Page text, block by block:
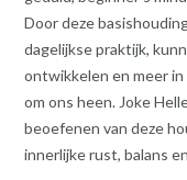
Door deze
dagelijkse praktijk,
ontwikkelen en meer
om ons heen. Joke
beoefenen van deze
innerlijke rust, balans